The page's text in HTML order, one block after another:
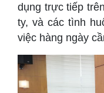
dụng trực tiếp
ty, và các tình
việc hàng ngày